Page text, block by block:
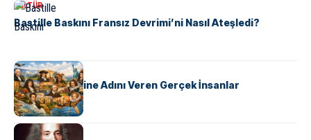
KÜLTÜR
Bastille Baskını Fransız Devrimi’ni Nasıl Ateşledi?
KÜLTÜR
ABD Eyaletlerine Adını Veren Gerçek İnsanlar
KÜLTÜR